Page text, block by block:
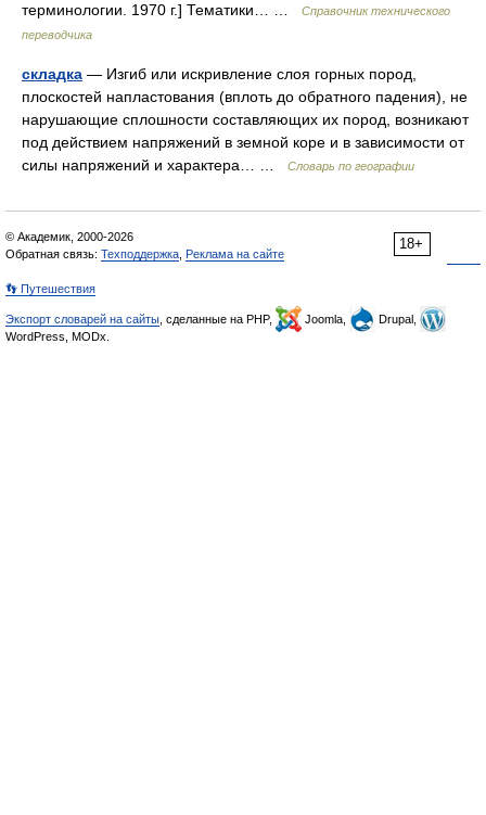
терминологии. 1970 г.] Тематики… …
Справочник технического
переводчика
складка — Изгиб или искривление слоя горных пород,
плоскостей напластования (вплоть до обратного падения), не
нарушающие сплошности составляющих их пород, возникают
под действием напряжений в земной коре и в зависимости от
силы напряжений и характера… …
Словарь по географии
18+
© Академик, 2000-2026
Обратная связь: Техподдержка Реклама на сайте
👣 Путешествия
Экспорт словарей на сайты , сделанные на PHP, Joomla,
Drupal,
WordPress, MODx.